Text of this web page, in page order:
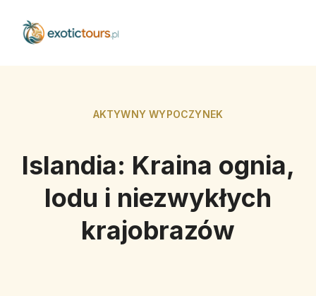
AKTYWNY WYPOCZYNEK
Islandia: Kraina ognia,
lodu i niezwykłych
krajobrazów